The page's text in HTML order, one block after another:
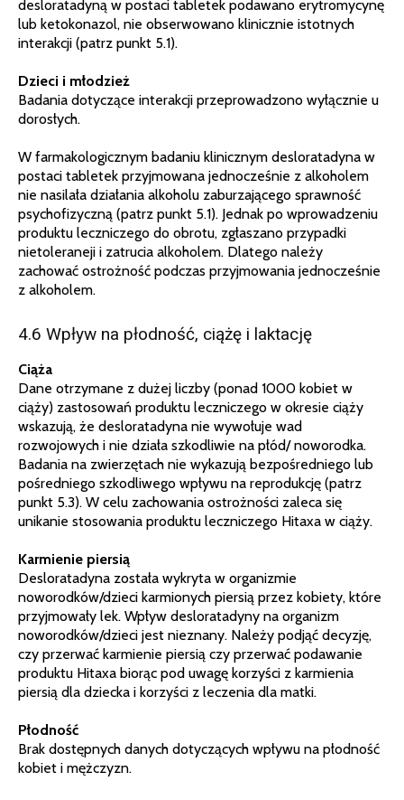
desloratadyną w postaci tabletek podawano erytromycynę
lub ketokonazol, nie obserwowano klinicznie istotnych
interakcji (patrz punkt 5.1).
Dzieci i młodzież
Badania dotyczące interakcji przeprowadzono wyłącznie u
dorosłych.
W farmakologicznym badaniu klinicznym desloratadyna w
postaci tabletek przyjmowana jednocześnie z alkoholem
nie nasilała działania alkoholu zaburzającego sprawność
psychofizyczną (patrz punkt 5.1). Jednak po wprowadzeniu
produktu leczniczego do obrotu, zgłaszano przypadki
nietoleraneji i zatrucia alkoholem. Dlatego należy
zachować ostrożność podczas przyjmowania jednocześnie
z alkoholem.
4.6 Wpływ na płodność, ciążę i laktację
Ciąża
Dane otrzymane z dużej liczby (ponad 1000 kobiet w
ciąży) zastosowań produktu leczniczego w okresie ciąży
wskazują, że desloratadyna nie wywołuje wad
rozwojowych i nie działa szkodliwie na płód/ noworodka.
Badania na zwierzętach nie wykazują bezpośredniego lub
pośredniego szkodliwego wpływu na reprodukcję (patrz
punkt 5.3). W celu zachowania ostrożności zaleca się
unikanie stosowania produktu leczniczego Hitaxa w ciąży.
Karmienie piersią
Desloratadyna została wykryta w organizmie
noworodków/dzieci karmionych piersią przez kobiety, które
przyjmowały lek. Wpływ desloratadyny na organizm
noworodków/dzieci jest nieznany. Należy podjąć decyzję,
czy przerwać karmienie piersią czy przerwać podawanie
produktu Hitaxa biorąc pod uwagę korzyści z karmienia
piersią dla dziecka i korzyści z leczenia dla matki.
Płodność
Brak dostępnych danych dotyczących wpływu na płodność
kobiet i mężczyzn.